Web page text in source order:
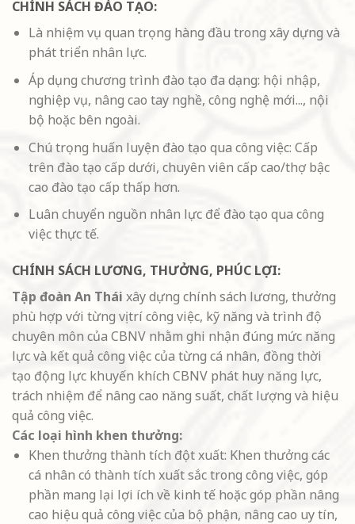
CHÍNH SÁCH ĐÀO TẠO:
Là nhiệm vụ quan trọng hàng đầu trong xây dựng và
phát triển nhân lực.
Áp dụng chương trình đào tạo đa dạng: hội nhập,
nghiệp vụ, nâng cao tay nghề, công nghệ mới..., nội
bộ hoặc bên ngoài.
Chú trọng huấn luyện đào tạo qua công việc: Cấp
trên đào tạo cấp dưới, chuyên viên cấp cao/thợ bậc
cao đào tạo cấp thấp hơn.
Luân chuyển nguồn nhân lực để đào tạo qua công
việc thực tế.
CHÍNH SÁCH LƯƠNG, THƯỞNG, PHÚC LỢI:
Tập đoàn An Thái xây dựng chính sách lương, thưởng
phù hợp với từng vị trí công việc, kỹ năng và trình độ
chuyên môn của CBNV nhằm ghi nhận đúng mức năng
lực và kết quả công việc của từng cá nhân, đồng thời
tạo động lực khuyến khích CBNV phát huy năng lực,
trách nhiệm để nâng cao năng suất, chất lượng và hiệu
quả công việc.
Các loại hình khen thưởng:
Khen thưởng thành tích đột xuất: Khen thưởng các
cá nhân có thành tích xuất sắc trong công việc, góp
phần mang lại lợi ích về kinh tế hoặc góp phần nâng
cao hiệu quả công việc của bộ phận, nâng cao uy tín,